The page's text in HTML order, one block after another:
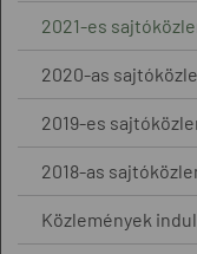
2021-es
2020-as
2019-es
2018-as
Közlemények